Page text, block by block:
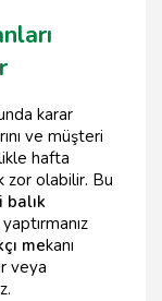
karar
ve müşteri
hafta
zor olabilir. Bu
balık
mekanı
veya